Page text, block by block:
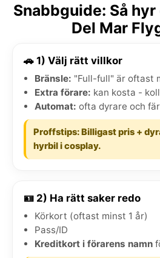
Snabbguide: Så
Del Mar
🚗 1) Välj rätt villkor
Bränsle: "Full-full" är oftast
Extra förare: kan kosta -
Automat: ofta dyrare och
Proffstips: Billigast pris +
hyrbil i cosplay.
🪪 2) Ha rätt saker redo
Körkort (oftast minst 1 år)
Pass/ID
Kreditkort i förarens namn